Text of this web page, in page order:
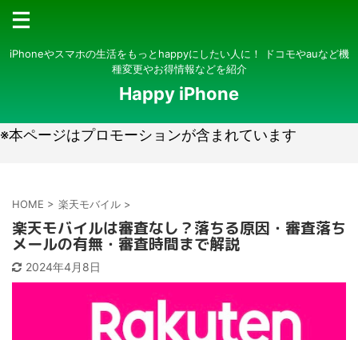
iPhoneやスマホの生活をもっとhappyにしたい人に！ ドコモやauなど機
種変更やお得情報などを紹介
Happy iPhone
※本ページはプロモーションが含まれています
HOME > 楽天モバイル >
楽天モバイルは審査なし？落ちる原因・審査落ち
メールの有無・審査時間まで解説
2024年4月8日